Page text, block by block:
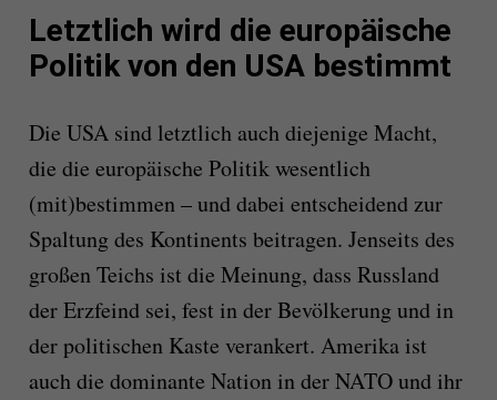
Letztlich wird die europäische
Politik von den USA bestimmt
Die USA sind letztlich auch diejenige Macht,
die die europäische Politik wesentlich
(mit)bestimmen – und dabei entscheidend zur
Spaltung des Kontinents beitragen. Jenseits des
großen Teichs ist die Meinung, dass Russland
der Erzfeind sei, fest in der Bevölkerung und in
der politischen Kaste verankert. Amerika ist
auch die dominante Nation in der NATO und ihr